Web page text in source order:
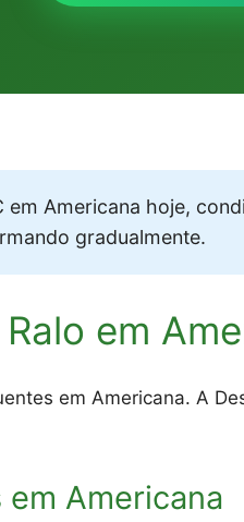
em Americana hoje,
gradualmente.
em
em Americana. A
Americana